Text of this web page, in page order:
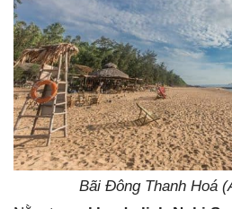
Bãi Đông Thanh Hoá